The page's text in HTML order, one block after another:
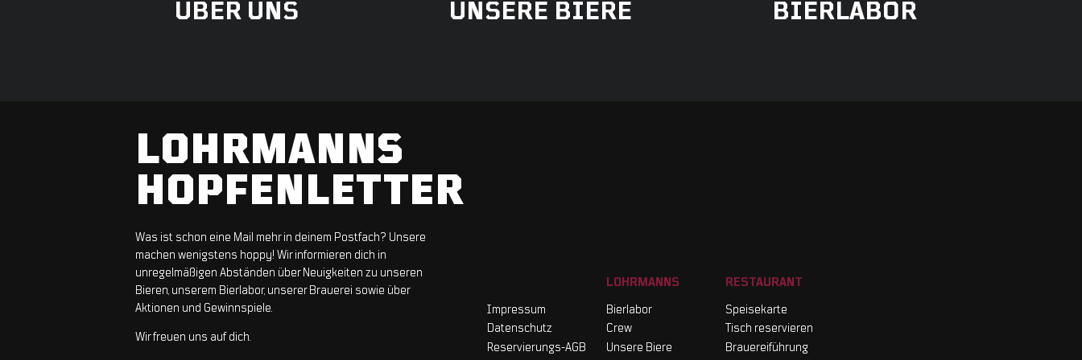
ÜBER UNS UNSERE BIERE BIERLABOR
LOHRMANNS
HOPFENLETTER
Was ist schon eine Mail mehr in deinem Postfach? Unsere
machen wenigstens hoppy! Wir informieren dich in
unregelmäßigen Abständen über Neuigkeiten zu unseren
Bieren, unserem Bierlabor, unserer Brauerei sowie über
Aktionen und Gewinnspiele.
Wir freuen uns auf dich.
Impressum
Datenschutz
Reservierungs-AGB
LOHRMANNS
Bierlabor
Crew
Unsere Biere
RESTAURANT
Speisekarte
Tisch reservieren
Brauereiführung